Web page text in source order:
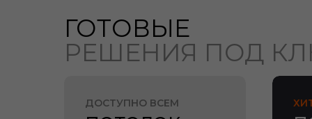
ГОТОВЫЕ
РЕШЕНИЯ ПОД
ДОСТУПНО ВСЕМ